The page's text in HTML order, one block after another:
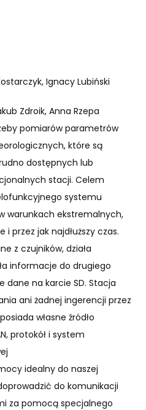
Ignacy Lubiński
Zdroik, Anna Rzepa
pomiarów parametrów
które są
dostępnych lub
stacji. Celem
systemu
warunkach ekstremalnych,
przez jak najdłuższy czas.
z czujników, działa
informacje do drugiego
dane na karcie SD. Stacja
ani żadnej ingerencji przez
własne źródło
protokół i system
idealny do naszej
do komunikacji
za pomocą specjalnego